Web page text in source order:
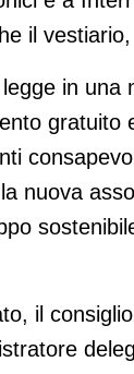
il
in una
gratuito
nuova
il